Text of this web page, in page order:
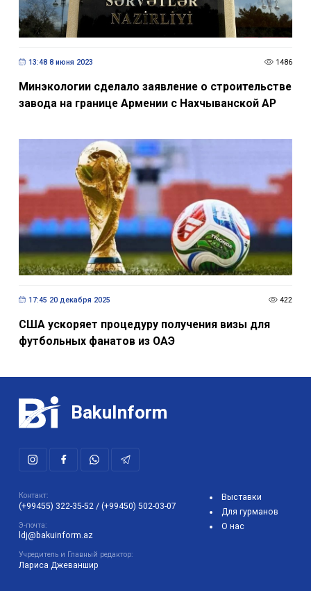
13:48 8 июня 2023 1486
Минэкологии сделало заявление о строительстве
завода на границе Армении с Нахчыванской АР
17:45 20 декабря 2025 422
США ускоряет процедуру получения визы для
футбольных фанатов из ОАЭ
BakuInform
Контакт:
(+99455) 322-35-52 / (+99450) 502-03-07
Э-почта:
ldj@bakuinform.az
Учредитель и Главный редактор:
Лариса Джеваншир
Выставки
Для гурманов
О нас